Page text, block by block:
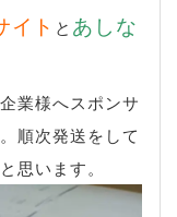
イト と あしな
業様へスポンサ
順次発送をして
思います。